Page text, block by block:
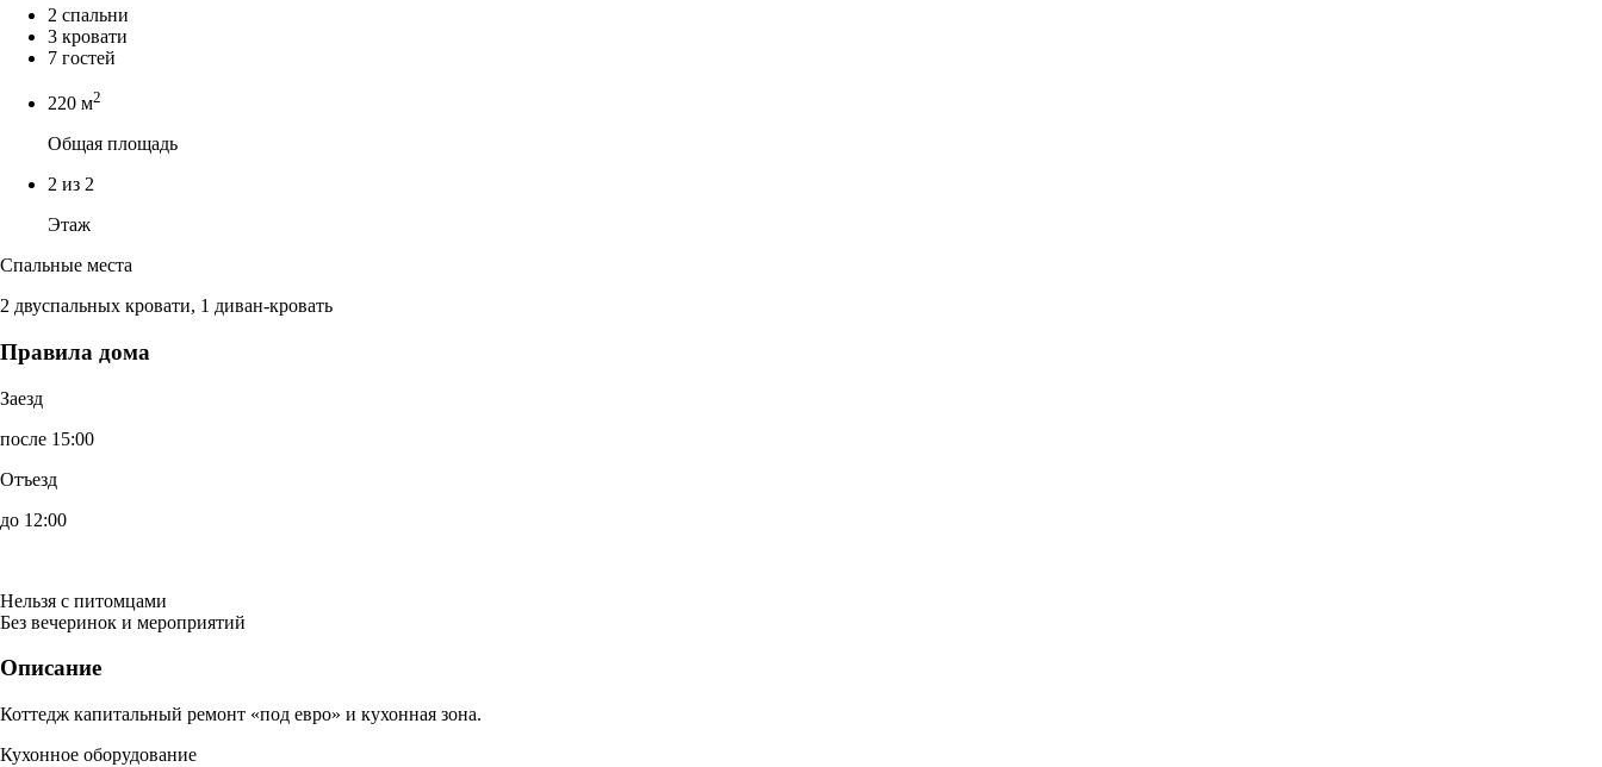
2 спальни
3 кровати
7 гостей
220 м2
Общая площадь
2 из 2
Этаж
Спальные места
2 двуспальных кровати, 1 диван-кровать
Правила дома
Заезд
после 15:00
Отъезд
до 12:00
Нельзя с питомцами
Без вечеринок и мероприятий
Описание
Коттедж капитальный ремонт «под евро» и кухонная зона.
Кухонное оборудование